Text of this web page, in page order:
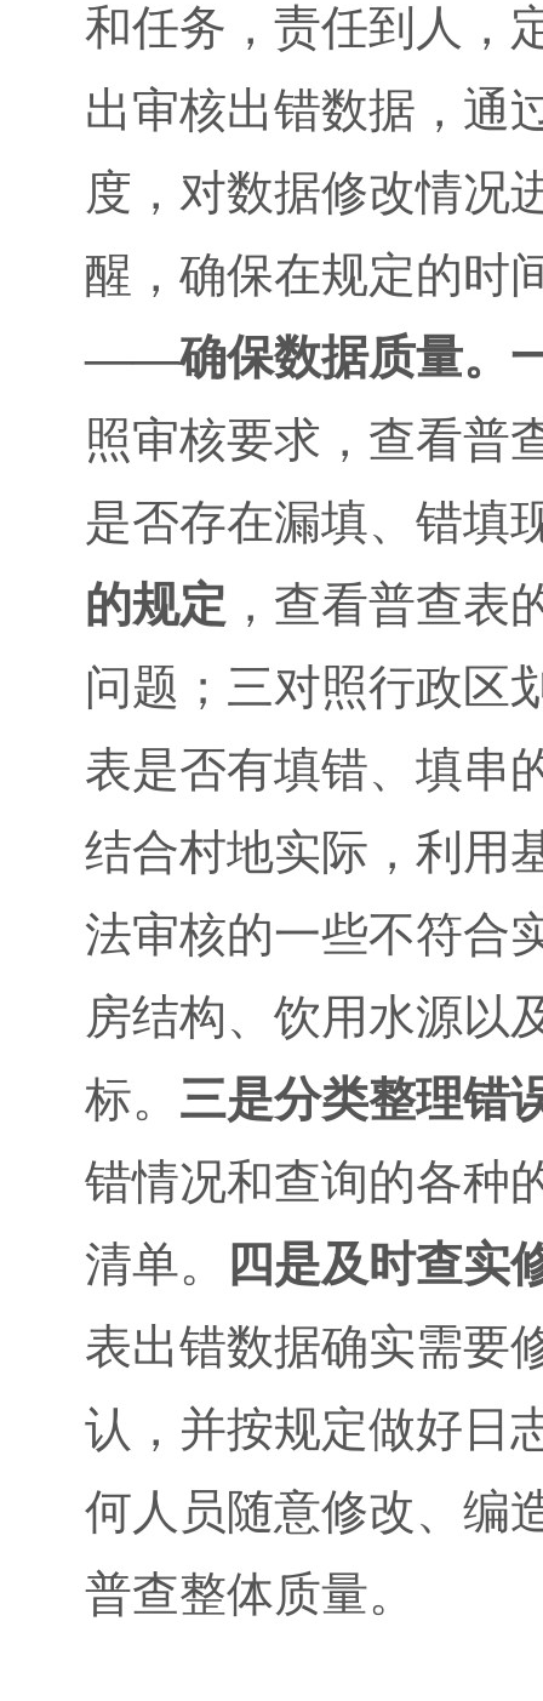
和任务，责任到人，
出审核出错数据，通
度，对数据修改情况
醒， 确保在规定的时
——确保数据质量。
照审核要求，查看普
是否存在漏填、错填
的规定 ，查看普查表
问题；三对照行政区
表是否有填错、填串
结合村地实际，利用
法审核的一些不符合
房结构、饮用水源以
标。 三是分类整理错
错情况和查询的各种
清单。
四是及时查实
表出错数据确实需要
认，并按规定做好日
何人员随意修改、编
普查整体质量。